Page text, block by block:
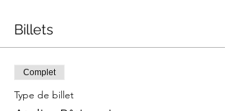
Billets
Complet
Type de billet